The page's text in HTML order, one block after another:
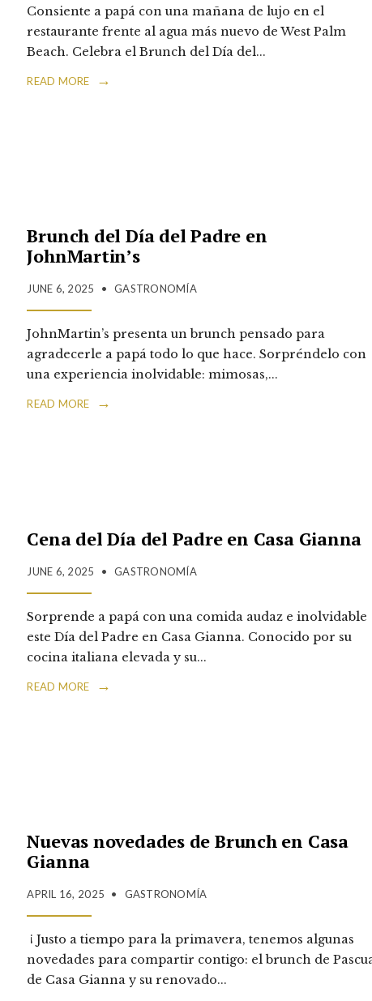
Consiente a papá con una mañana de lujo en el
restaurante frente al agua más nuevo de West Palm
Beach. Celebra el Brunch del Día del...
READ MORE →
Brunch del Día del Padre en
JohnMartin’s
JUNE 6, 2025 • GASTRONOMÍA
JohnMartin’s presenta un brunch pensado para
agradecerle a papá todo lo que hace. Sorpréndelo con
una experiencia inolvidable: mimosas,...
READ MORE →
Cena del Día del Padre en Casa Gianna
JUNE 6, 2025 • GASTRONOMÍA
Sorprende a papá con una comida audaz e inolvidable
este Día del Padre en Casa Gianna. Conocido por su
cocina italiana elevada y su...
READ MORE →
Nuevas novedades de Brunch en Casa
Gianna
APRIL 16, 2025 • GASTRONOMÍA
¡ Justo a tiempo para la primavera, tenemos algunas
novedades para compartir contigo: el brunch de
de Casa Gianna y su renovado...